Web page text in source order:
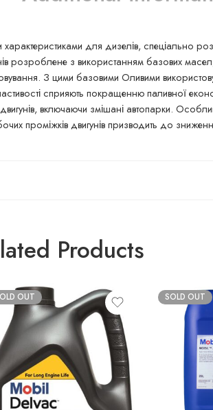
для дизелів, спеціально
з використанням базових масел,
З цими базовими Оливими
сприяють покращенню паливної
включаючи змішані автопарки.
проміжків двигунів призводить до
Products
OUT SOLD OUT